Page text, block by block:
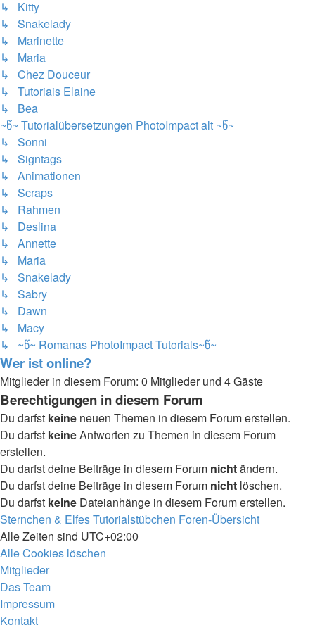
↳ Kitty
↳ Snakelady
↳ Marinette
↳ Maria
↳ Chez Douceur
↳ Tutoriais Elaine
↳ Bea
~წ~ Tutorialübersetzungen PhotoImpact alt ~წ~
↳ Sonni
↳ Signtags
↳ Animationen
↳ Scraps
↳ Rahmen
↳ Deslina
↳ Annette
↳ Maria
↳ Snakelady
↳ Sabry
↳ Dawn
↳ Macy
↳ ~წ~ Romanas PhotoImpact Tutorials~წ~
Wer ist online?
Mitglieder in diesem Forum: 0 Mitglieder und 4 Gäste
Berechtigungen in diesem Forum
Du darfst keine neuen Themen in diesem Forum erstellen.
Du darfst keineAntworten zu Themen in diesem Forum
erstellen.
Du darfst deine Beiträge in diesem Forum nichtändern.
Du darfst deine Beiträge in diesem Forum nicht löschen.
Du darfst keine Dateianhänge in diesem Forum erstellen.
Sternchen & Elfes Tutorialstübchen Foren-Übersicht
Alle Zeiten sind UTC+02:00
Alle Cookies löschen
Mitglieder
Das Team
Impressum
Kontakt